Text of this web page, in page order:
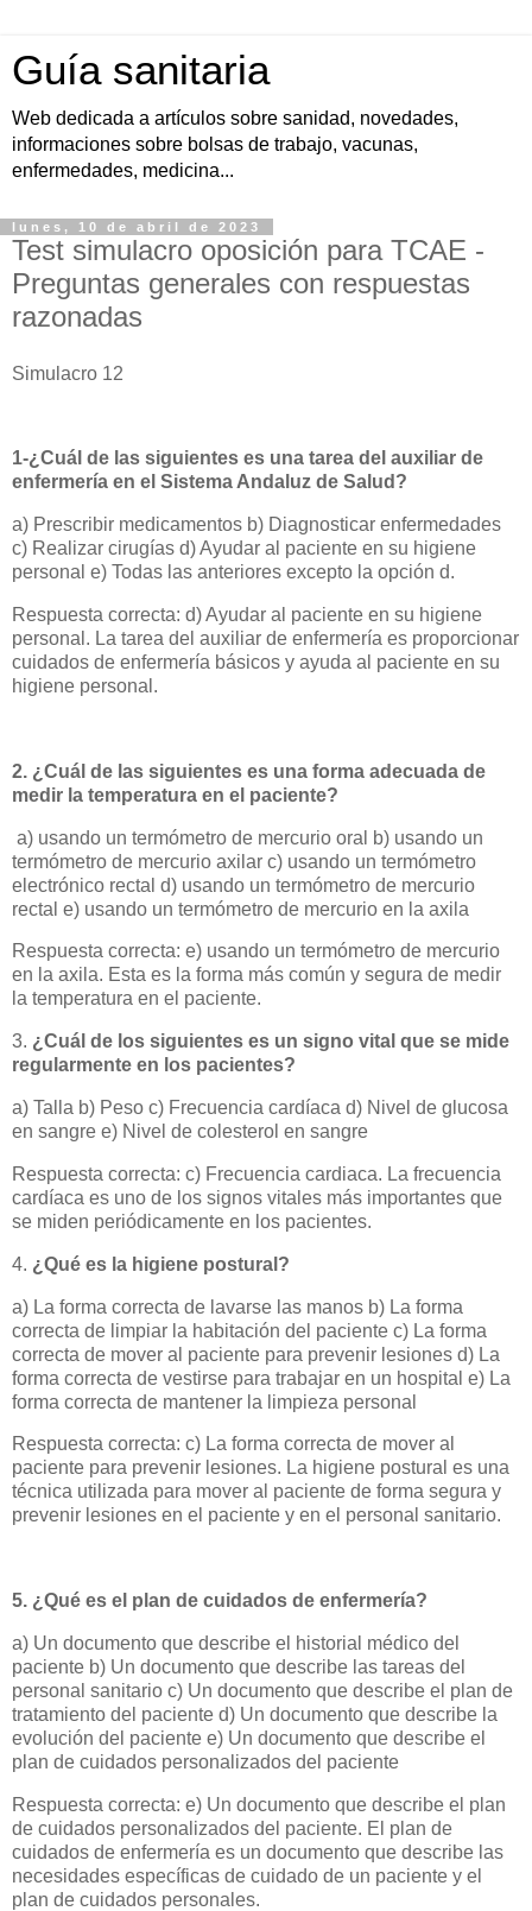
Guía sanitaria
Web dedicada a artículos sobre sanidad, novedades,
informaciones sobre bolsas de trabajo, vacunas,
enfermedades, medicina...
lunes, 10 de abril de 2023
Test simulacro oposición para TCAE -
Preguntas generales con respuestas
razonadas
Simulacro 12
1-¿Cuál de las siguientes es una tarea del auxiliar de
enfermería en el Sistema Andaluz de Salud?
a) Prescribir medicamentos b) Diagnosticar enfermedades
c) Realizar cirugías d) Ayudar al paciente en su higiene
personal e) Todas las anteriores excepto la opción d.
Respuesta correcta: d) Ayudar al paciente en su higiene
personal. La tarea del auxiliar de enfermería es proporcionar
cuidados de enfermería básicos y ayuda al paciente en su
higiene personal.
2. ¿Cuál de las siguientes es una forma adecuada de
medir la temperatura en el paciente?
a) usando un termómetro de mercurio oral b) usando un
termómetro de mercurio axilar c) usando un termómetro
electrónico rectal d) usando un termómetro de mercurio
rectal e) usando un termómetro de mercurio en la axila
Respuesta correcta: e) usando un termómetro de mercurio
en la axila. Esta es la forma más común y segura de medir
la temperatura en el paciente.
3. ¿Cuál de los siguientes es un signo vital que se mide
regularmente en los pacientes?
a) Talla b) Peso c) Frecuencia cardíaca d) Nivel de glucosa
en sangre e) Nivel de colesterol en sangre
Respuesta correcta: c) Frecuencia cardiaca. La frecuencia
cardíaca es uno de los signos vitales más importantes que
se miden periódicamente en los pacientes.
4. ¿Qué es la higiene postural?
a) La forma correcta de lavarse las manos b) La forma
correcta de limpiar la habitación del paciente c) La forma
correcta de mover al paciente para prevenir lesiones d) La
forma correcta de vestirse para trabajar en un hospital e) La
forma correcta de mantener la limpieza personal
Respuesta correcta: c) La forma correcta de mover al
paciente para prevenir lesiones. La higiene postural es una
técnica utilizada para mover al paciente de forma segura y
prevenir lesiones en el paciente y en el personal sanitario.
5. ¿Qué es el plan de cuidados de enfermería?
a) Un documento que describe el historial médico del
paciente b) Un documento que describe las tareas del
personal sanitario c) Un documento que describe el plan de
tratamiento del paciente d) Un documento que describe la
evolución del paciente e) Un documento que describe el
plan de cuidados personalizados del paciente
Respuesta correcta: e) Un documento que describe el plan
de cuidados personalizados del paciente. El plan de
cuidados de enfermería es un documento que describe las
necesidades específicas de cuidado de un paciente y el
plan de cuidados personales.